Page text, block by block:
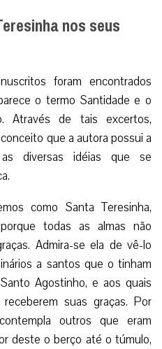
nos seus
foram encontrados
o termo Santidade e o
Através de tais excertos,
que a autora possui a
diversas idéias que se
como Santa Teresinha,
todas as almas não
Admira-se ela de vê-lo
a santos que o tinham
Agostinho, e aos quais
suas graças. Por
outros que eram
deste o berço até o túmulo,